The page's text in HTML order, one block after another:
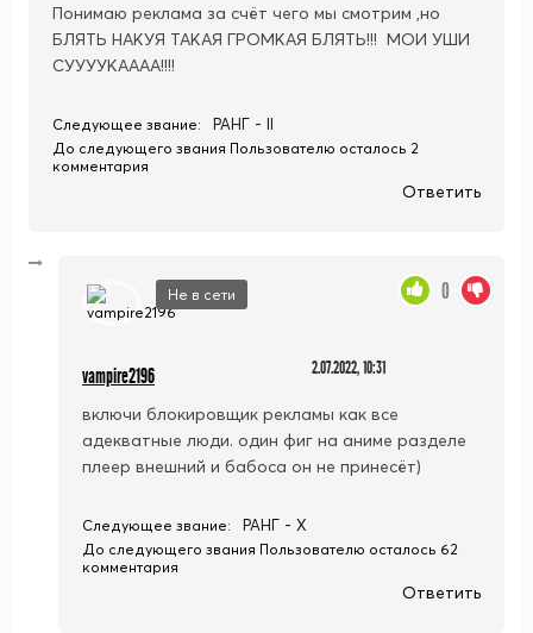
Понимаю реклама за счёт чего мы смотрим ,но
БЛЯТЬ НАКУЯ ТАКАЯ ГРОМКАЯ БЛЯТЬ!!! МОИ УШИ
СУУУУКАААА!!!!
Следующее звание: РАНГ - II
До следующего звания Пользователю осталось 2
комментария
Ответить
Не в сети
vampire2196 2.07.2022, 10:31
включи блокировщик рекламы как все
адекватные люди. один фиг на аниме разделе
плеер внешний и бабоса он не принесёт)
0
Следующее звание: РАНГ - X
До следующего звания Пользователю осталось 62
комментария
Ответить